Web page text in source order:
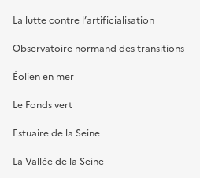
La lutte contre l’artificialisation
Observatoire normand des transitions
Éolien en mer
Le Fonds vert
Estuaire de la Seine
La Vallée de la Seine